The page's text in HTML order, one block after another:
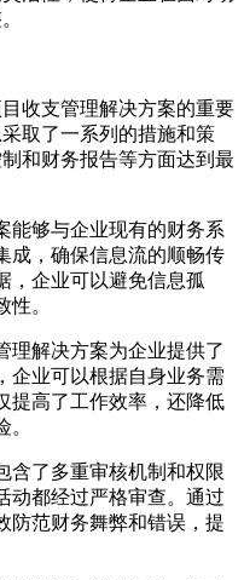
收支管理解决方案的重要
取了一系列的措施和策
和财务报告等方面达到最
能够与企业现有的财务系
成，确保信息流的顺畅传
，企业可以避免信息孤
。
理解决方案为企业提供了
企业可以根据自身业务需
提高了工作效率，还降低
含了多重审核机制和权限
动都经过严格审查。通过
防范财务舞弊和错误，提